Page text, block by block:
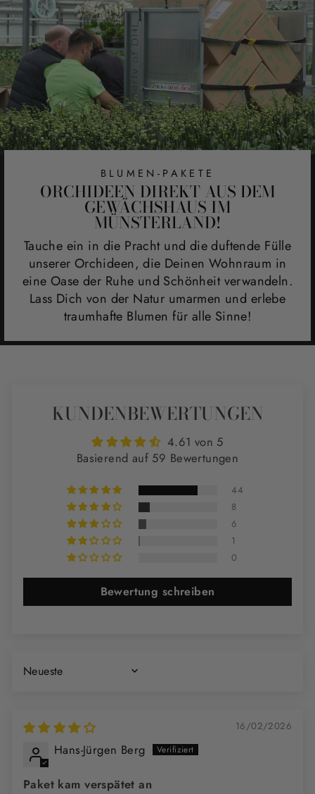
BLUMEN-PAKETE
ORCHIDEEN DIREKT AUS DEM
GEWÄCHSHAUS IM
MÜNSTERLAND!
Tauche ein in die Pracht und die duftende Fülle
unserer Orchideen, die Deinen Wohnraum in
eine Oase der Ruhe und Schönheit verwandeln.
Lass Dich von der Natur umarmen und erlebe
traumhafte Blumen für alle Sinne!
KUNDENBEWERTUNGEN
4.61 von 5
Basierend auf 59 Bewertungen
44
8
6
1
0
Bewertung schreiben
SORT BY
16/02/2026
Hans-Jürgen Berg
Paket kam verspätet an